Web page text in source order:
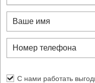
С нами работать